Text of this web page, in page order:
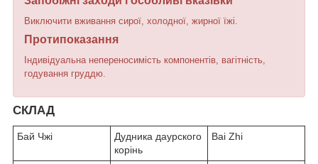
Виключити вживання сирої, холодної, жирної їжі.
Протипоказання
Індивідуальна непереносимість компонентів, вагітність,
годування груддю.
СКЛАД
Бай Чжі
Дудника даурского
корінь
Bai Zhi